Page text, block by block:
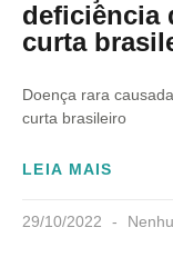
deficiência
curta
Doença rara
curta brasileiro
LEIA MAIS
29/10/2022